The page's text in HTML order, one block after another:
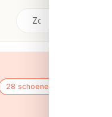
28 schoenen